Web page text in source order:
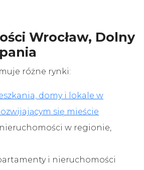
Wrocław, Dolny
różne rynki:
domy i lokale w
się mieście
w regionie,
i nieruchomości